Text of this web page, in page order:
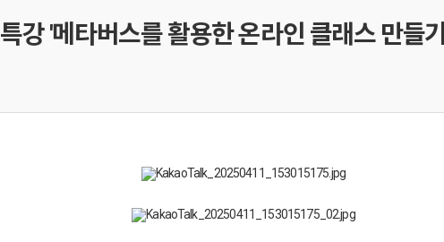
강 '메타버스를 활용한 온라인 클래스 만들